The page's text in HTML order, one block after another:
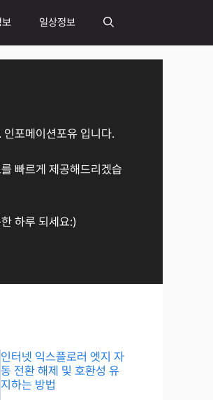
일상정보
인포메이션포유 입니다.
빠르게 제공해드리겠습
하루 되세요:)
인터넷 익스플로러 엣지 자
동 전환 해제 및 호환성 유
지하는 방법